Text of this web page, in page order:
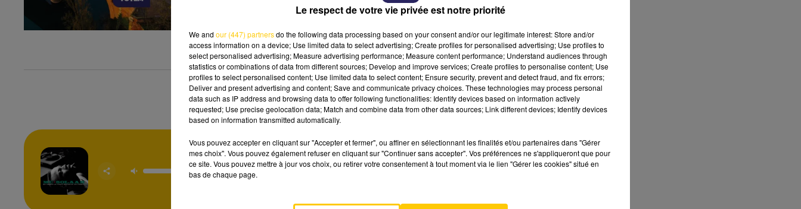
Caroline
MC SOLAAR
AVEYRON NORD
Le respect de votre vie privée est notre priorité
We and our (447) partnersdo the following data processing based on your consent and/or our legitimate interest: Store and/or
access information on a device; Use limited data to select advertising; Create profiles for personalised advertising; Use profiles to
select personalised advertising; Measure advertising performance; Measure content performance; Understand audiences through
statistics or combinations of data from different sources; Develop and improve services; Create profiles to personalise content; Use
profiles to select personalised content; Use limited data to select content; Ensure security, prevent and detect fraud, and fix errors;
Deliver and present advertising and content; Save and communicate privacy choices. These technologies may process personal
data such as IP address and browsing data to offer following functionalities: Identify devices based on information actively
requested; Use precise geolocation data; Match and combine data from other data sources; Link different devices; Identify devices
based on information transmitted automatically.
Vous pouvez accepter en cliquant sur "Accepter et fermer", ou affiner en sélectionnant les finalités et/ou partenaires dans "Gérer
mes choix". Vous pouvez également refuser en cliquant sur "Continuer sans accepter". Vos préférences ne s'appliqueront que pour
ce site. Vous pouvez mettre à jour vos choix, ou retirer votre consentement à tout moment via le lien "Gérer les cookies" situé en
bas de chaque page.